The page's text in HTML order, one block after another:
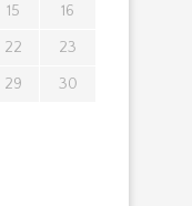
15 16
22 23
29 30